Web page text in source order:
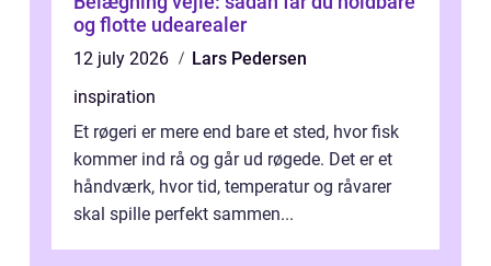
og flotte udearealer
12 july 2026
Lars Pedersen
inspiration
Et røgeri er mere end bare et sted, hvor fisk
kommer ind rå og går ud røgede. Det er et
håndværk, hvor tid, temperatur og råvarer
skal spille perfekt sammen...